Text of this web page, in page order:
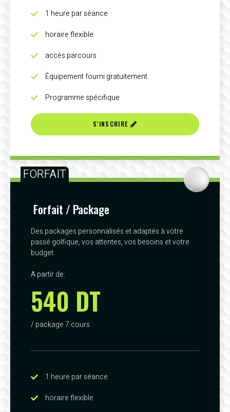
1 heure par séance
horaire flexible
accès parcours
Équipement fourni gratuitement
Programme spécifique
S'INSCRIRE
FORFAIT
Forfait / Package
Des packages personnalisés et adaptés à votre
passé golfique, vos attentes, vos besoins et votre
budget.
A partir de:
540 DT
/ package 7 cours
1 heure par séance
horaire flexible